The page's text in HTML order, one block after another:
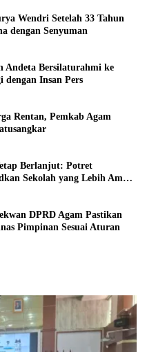
Wendri Setelah 33 Tahun
dengan Senyuman
Andeta Bersilaturahmi ke
Insan Pers
Rentan, Pemkab Agam
Berlanjut: Potret
Sekolah yang Lebih Aman
DPRD Agam Pastikan
Pimpinan Sesuai Aturan